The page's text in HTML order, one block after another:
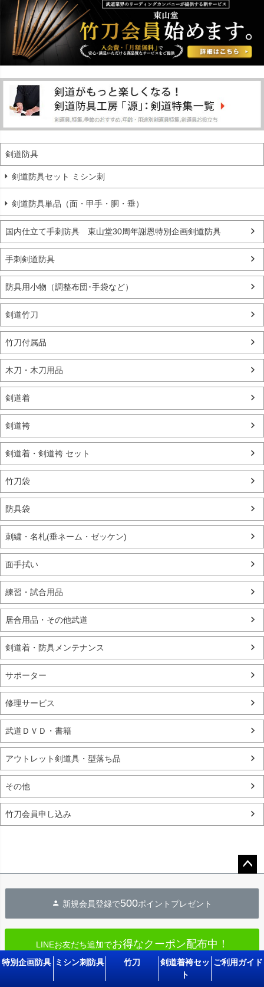
剣道防具
剣道防具セット ミシン刺
剣道防具単品（面・甲手・胴・垂）
国内仕立て手刺防具 東山堂30周年謝恩特別企画剣道防具
手刺剣道防具
防具用小物（調整布団･手袋など）
剣道竹刀
竹刀付属品
木刀・木刀用品
剣道着
剣道袴
剣道着・剣道袴 セット
竹刀袋
防具袋
刺繍・名札(垂ネーム・ゼッケン)
面手拭い
練習・試合用品
居合用品・その他武道
剣道着・防具メンテナンス
サポーター
修理サービス
武道ＤＶＤ・書籍
アウトレット剣道具・型落ち品
その他
竹刀会員申し込み
へ
新規会員登録で500ポイントプレゼント
LINEお友だち追加でお得なクーポン配布中！
20,000円以上 10,000円以上
特別企画防具 ミシン刺防具 竹刀
剣道着袴セッ
ト
ご利用ガイド